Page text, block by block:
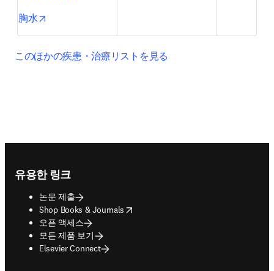
胸水
このほかの疾患・治療リストを見る
유용한 링크
논문 제출
Shop Books & Journals
opens in new tab/window
오픈 액세스
모든 제품 보기
Elsevier Connect